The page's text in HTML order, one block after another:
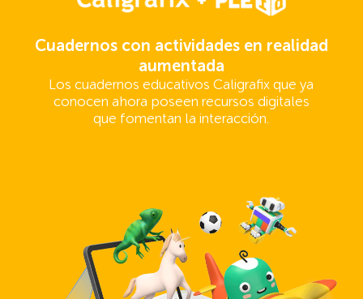
Cuadernos con actividades en realidad
aumentada
Los cuadernos educativos Caligrafix que ya
conocen ahora poseen recursos digitales
que fomentan la interacción.